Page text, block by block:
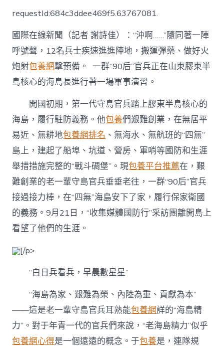
媒
體
國
防
行】
以
島
為
家
堅
守
海
域
查
包
養
網
站
“90
后”
官
兵
代
的
“老
海
島
精
力”〉
中
requestId:684c3ddee469f5.63767081.
國際在線新聞（記者 謝詩佳）：“沖啊……”隨同著一陣
呼號聲，12名兵士疾速進進陣地，搬運彈藥、做好火
炮射包養網擊預備。 一群“90后”官兵正在山東膠東半
島核心的海島長進行著一場軍事演習。
開國初期，第一代守島官兵踏上膠東半島核心的
海島，履行駐防義務。他包養們艱難創業，在無居平
易近、無耕地包養網排名 、無海水、無航班的“四無”
島上，建起了船埠、坑道、營房、軍哨等國防和生涯
舉措措施完整的“戰斗碉堡”。現包養平台推薦在，艱
難創業的老一輩守島官兵垂垂老往，一群“90后”官兵
接過接力棒，在“四無”海島安下了家，履行保家衛國
的義務。9月21日，“收集媒體國防行”采訪團離開島上
看望了他們的生涯。
[/p>
“白日兵看兵，早晨數星星”
“海島為家、艱難為榮、內陸為重、貢獻為本”
——這是老一輩守島官兵耳熟能包養網詳的“海島精
力”。對于年青一代的官兵們來說，“老海島精力”似乎
包養網心得是一個遠遠的概念。于包養是，連隊規